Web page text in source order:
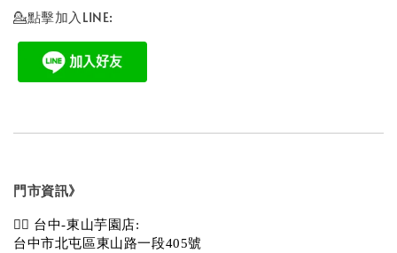
💁點擊加入LINE:
門市資訊》
💁‍♀️ 台中-東山芋園店:
台中市北屯區東山路一段405號